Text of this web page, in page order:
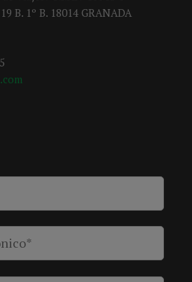
B. 1º B. 18014 GRANADA